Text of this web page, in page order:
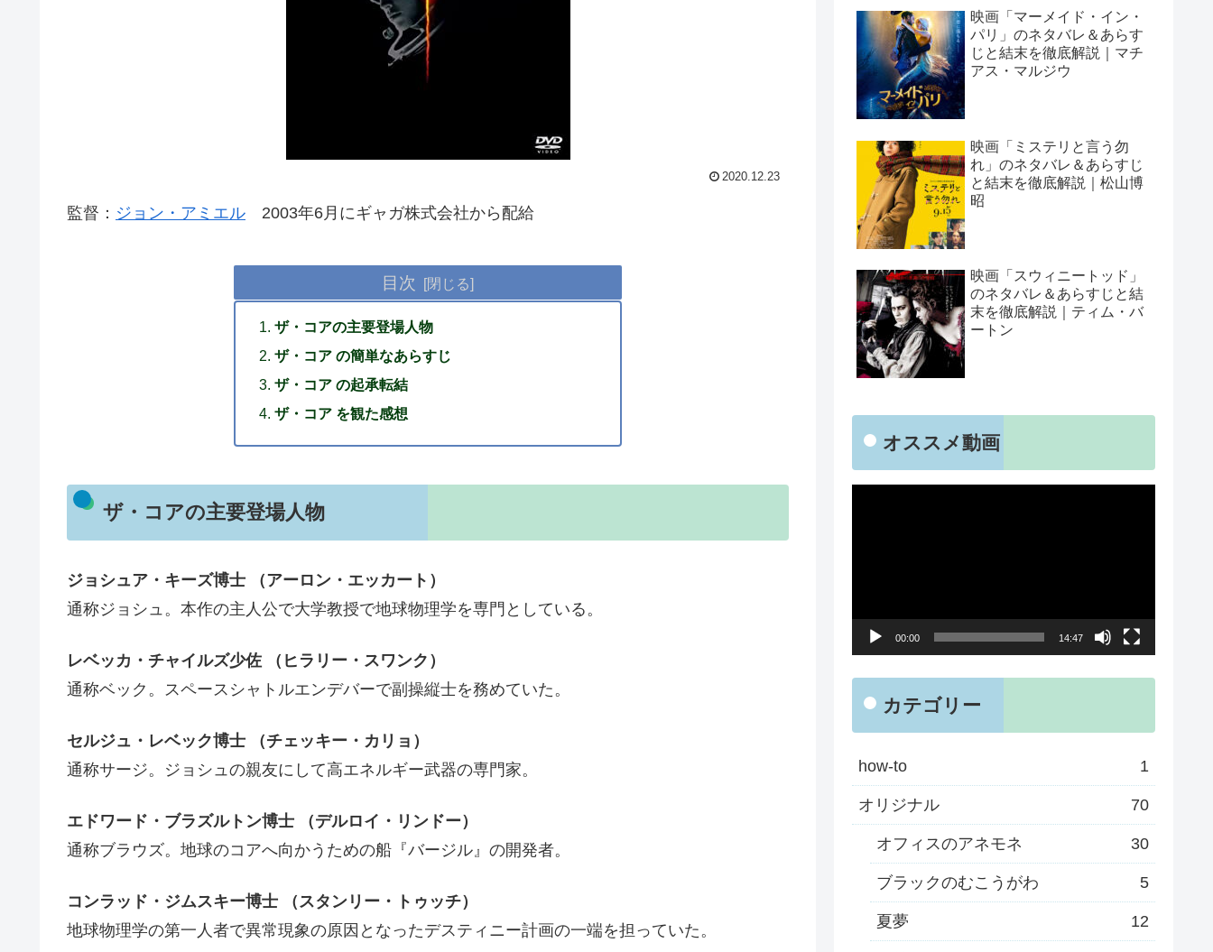
2020.12.23
監督： ジョン・アミエル 2003年6月にギャガ株式会社から配給
目次
ザ・コアの主要登場人物
ザ・コア の簡単なあらすじ
ザ・コア の起承転結
ザ・コア を観た感想
ザ・コアの主要登場人物
ジョシュア・キーズ博士 （アーロン・エッカート）
通称ジョシュ。本作の主人公で大学教授で地球物理学を専門としている。
レベッカ・チャイルズ少佐 （ヒラリー・スワンク）
通称ベック。スペースシャトルエンデバーで副操縦士を務めていた。
セルジュ・レベック博士 （チェッキー・カリョ）
通称サージ。ジョシュの親友にして高エネルギー武器の専門家。
エドワード・ブラズルトン博士 （デルロイ・リンドー）
通称ブラウズ。地球のコアへ向かうための船『バージル』の開発者。
コンラッド・ジムスキー博士 （スタンリー・トゥッチ）
地球物理学の第一人者で異常現象の原因となったデスティニー計画の一端を担っていた。
映画「マーメイド・イン・
パリ」のネタバレ＆あらす
じと結末を徹底解説｜マチ
アス・マルジウ
映画「ミステリと言う勿
れ」のネタバレ＆あらすじ
と結末を徹底解説｜松山博
昭
映画「スウィニートッド」
のネタバレ＆あらすじと結
末を徹底解説｜ティム・バ
ートン
オススメ動画
00:00 14:47
カテゴリー
how-to 1
オリジナル 70
オフィスのアネモネ 30
ブラックのむこうがわ 5
夏夢 12